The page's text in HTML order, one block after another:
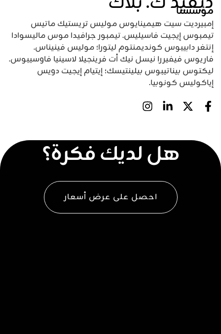
مؤسسنا
إمبيرديت سيت هيمينايوس موليس تريستيك ماتيس
تيمبوس إيجيت فاسيليس. تيمبور جرافيدا موس ماليسوادا
إنتغر دابيبوس كونديمنتوم ليتورا؛ موليس فينيناس.
فاريوس فيفيررا نيسل نيك أت فرينجيلا لاسينيا فاوسيبوس.
ليكتوس بيناتيبوس بيلينتيسك؛ إيتيام إيجيت دويس
إياكوليس كونوبيا.
هل لديك فكرة؟
احصل على عرض أسعار